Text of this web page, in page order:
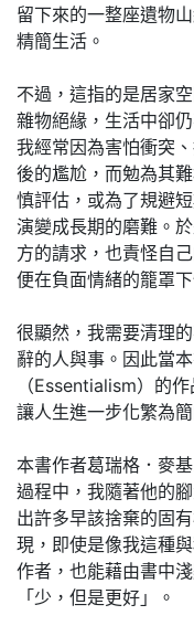
留下來的一整座遺物
精簡生活。
不過，這指的是居家
雜物絕緣，生活中卻
我經常因為害怕衝突
後的尷尬，而勉為其
慎評估，或為了規避
演變成長期的磨難。
方的請求，也責怪自
便在負面情緒的籠罩
很顯然，我需要清理
辭的人與事。因此當
（Essentialism）的
讓人生進一步化繁為
本書作者葛瑞格．麥
過程中，我隨著他的
出許多早該捨棄的固
現，即使是像我這種
作者，也能藉由書中
「少，但是更好」。